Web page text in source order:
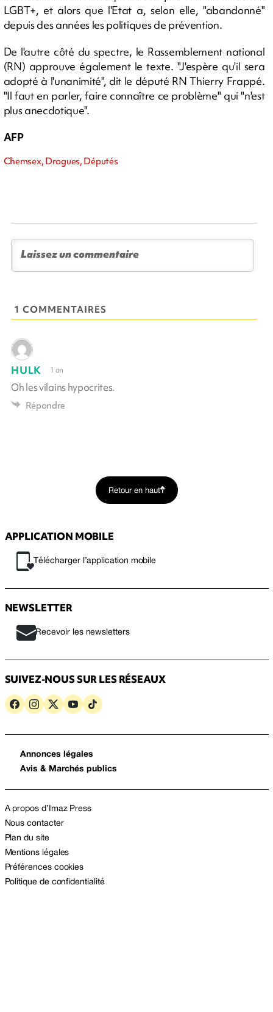
LGBT+, et alors que l'Etat a, selon elle, "abandonné"
depuis des années les politiques de prévention.
De l'autre côté du spectre, le Rassemblement national
(RN) approuve également le texte. "J'espère qu'il sera
adopté à l'unanimité", dit le député RN Thierry Frappé.
"Il faut en parler, faire connaître ce problème" qui "n'est
plus anecdotique".
AFP
Chemsex, Drogues, Députés
1 COMMENTAIRES
HULK 1 an
Oh les vilains hypocrites.
Répondre
Retour en haut
APPLICATION MOBILE
Télécharger l’application mobile
NEWSLETTER
Recevoir les newsletters
SUIVEZ-NOUS SUR LES RÉSEAUX
Annonces légales
Avis & Marchés publics
A propos d’Imaz Press
Nous contacter
Plan du site
Mentions légales
Préférences cookies
Politique de confidentialité